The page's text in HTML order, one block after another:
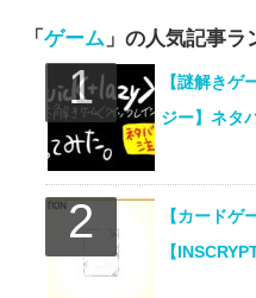
「 ゲーム 」の人気記事ラ
【謎解き
ジー】ネタ
【カード
【